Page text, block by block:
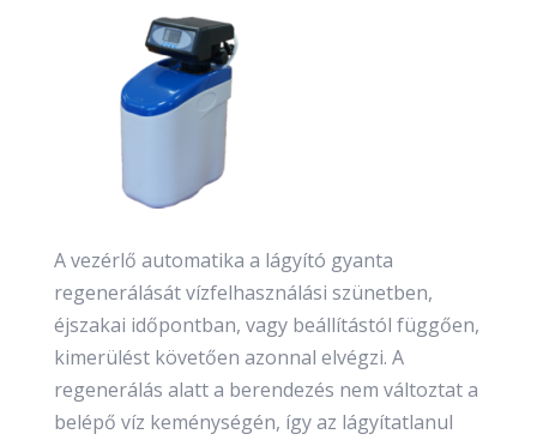
A vezérlő automatika a lágyító gyanta
regenerálását vízfelhasználási szünetben,
éjszakai időpontban, vagy beállítástól függően,
kimerülést követően azonnal elvégzi. A
regenerálás alatt a berendezés nem változtat a
belépő víz keménységén, így az lágyítatlanul